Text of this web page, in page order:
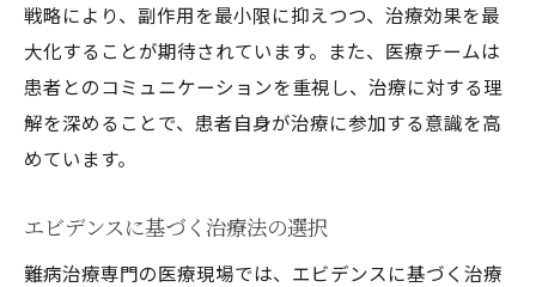
戦略により、副作用を最小限に抑えつつ、治療効果を最
大化することが期待されています。また、医療チームは
患者とのコミュニケーションを重視し、治療に対する理
解を深めることで、患者自身が治療に参加する意識を高
めています。
エビデンスに基づく治療法の選択
難病治療専門の医療現場では、エビデンスに基づく治療